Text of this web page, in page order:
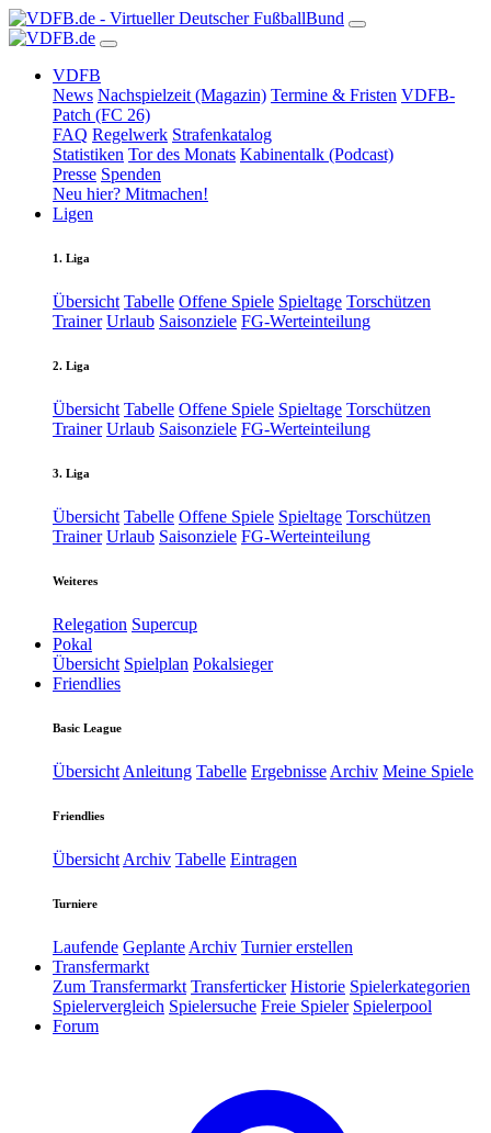
VDFB
News Nachspielzeit (Magazin) Termine & Fristen VDFB-
Patch (FC 26)
FAQ Regelwerk Strafenkatalog
Statistiken Tor des Monats Kabinentalk (Podcast)
Presse Spenden
Neu hier? Mitmachen!
Ligen
1. Liga
Übersicht Tabelle Offene Spiele Spieltage Torschützen
Trainer Urlaub Saisonziele FG-Werteinteilung
2. Liga
Übersicht Tabelle Offene Spiele Spieltage Torschützen
Trainer Urlaub Saisonziele FG-Werteinteilung
3. Liga
Übersicht Tabelle Offene Spiele Spieltage Torschützen
Trainer Urlaub Saisonziele FG-Werteinteilung
Weiteres
Relegation Supercup
Pokal
Übersicht Spielplan Pokalsieger
Friendlies
Basic League
Übersicht Anleitung Tabelle Ergebnisse Archiv Meine Spiele
Friendlies
Übersicht Archiv Tabelle Eintragen
Turniere
Laufende Geplante Archiv Turnier erstellen
Transfermarkt
Zum Transfermarkt Transferticker Historie Spielerkategorien
Spielervergleich Spielersuche Freie Spieler Spielerpool
Forum